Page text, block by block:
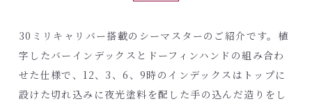
30ミリキャリバー搭載のシーマスターのご紹介です。植
字したバーインデックスとドーフィンハンドの組み合わ
せた仕様で、12、3、6、9時のインデックスはトップに
設けた切れ込みに夜光塗料を配した手の込んだ造りをし